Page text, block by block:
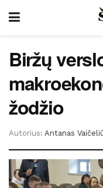
Biržų
žodžio
Autorius: Antanas